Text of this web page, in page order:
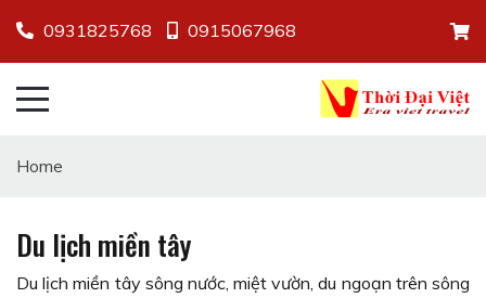
0931825768 0915067968
Home
Du lịch miền tây
Du lịch miền tây sông nước, miệt vườn, du ngoạn trên sông